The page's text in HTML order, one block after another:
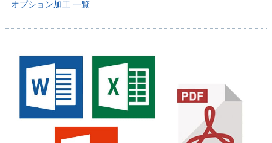
オプション加工 一覧